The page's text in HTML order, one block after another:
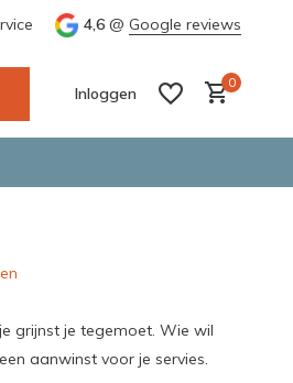
Fietskoerier en GLS. Wij
4,6 @ Google reviews
Inloggen
0
grijnst je tegemoet. Wie wil
aanwinst voor je servies.